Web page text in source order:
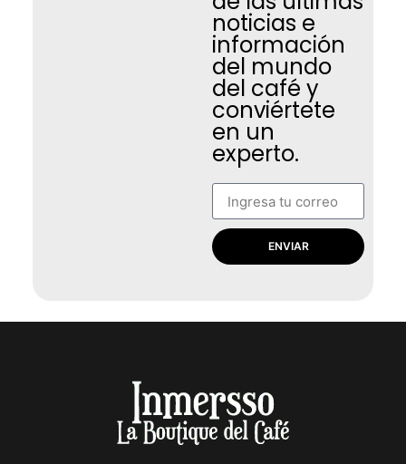
noticias e
información
del mundo
del café y
conviértete
en un
experto.
ENVIAR